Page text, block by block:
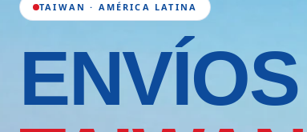
TAIWAN · AMÉRICA LATINA
ENVÍOS